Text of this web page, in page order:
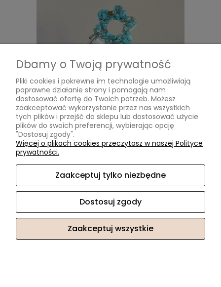
Kolczyki wiszące magnezyt kwiatki na kółeczkach stal
chirurgiczna Sparkles blue
90,93 zł
129,90 zł
Najniższa cena:129,90 zł
Dbamy o Twoją prywatność
Pliki cookies i pokrewne im technologie umożliwiają
poprawne działanie strony i pomagają nam
dostosować ofertę do Twoich potrzeb. Możesz
zaakceptować wykorzystanie przez nas wszystkich
tych plików i przejść do sklepu lub dostosować użycie
plików do swoich preferencji, wybierając opcję
"Dostosuj zgody".
Więcej o plikach cookies przeczytasz w naszej Polityce
prywatności.
Zaakceptuj tylko niezbędne
Dostosuj zgody
Zaakceptuj wszystkie